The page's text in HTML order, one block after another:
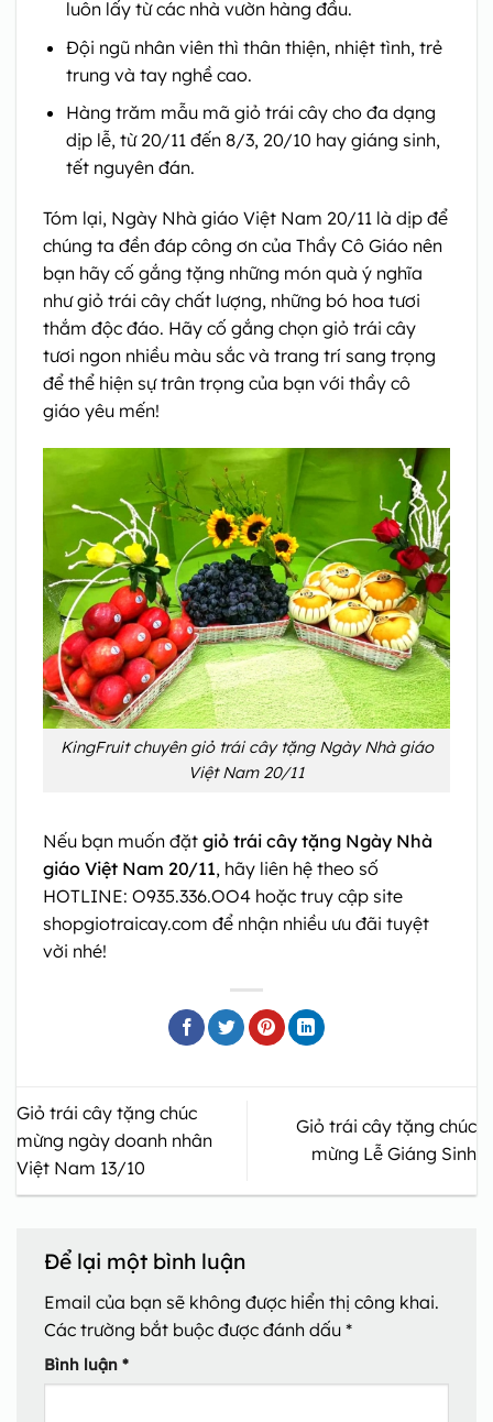
luôn lấy từ các nhà vườn hàng đầu.
Đội ngũ nhân viên thì thân thiện, nhiệt tình, trẻ
trung và tay nghề cao.
Hàng trăm mẫu mã giỏ trái cây cho đa dạng
dịp lễ, từ 20/11 đến 8/3, 20/10 hay giáng sinh,
tết nguyên đán.
Tóm lại, Ngày Nhà giáo Việt Nam 20/11 là dịp để
chúng ta đền đáp công ơn của Thầy Cô Giáo nên
bạn hãy cố gắng tặng những món quà ý nghĩa
như giỏ trái cây chất lượng, những bó hoa tươi
thắm độc đáo. Hãy cố gắng chọn giỏ trái cây
tươi ngon nhiều màu sắc và trang trí sang trọng
để thể hiện sự trân trọng của bạn với thầy cô
giáo yêu mến!
KingFruit chuyên giỏ trái cây tặng Ngày Nhà giáo
Việt Nam 20/11
Nếu bạn muốn đặt giỏ trái cây tặng Ngày Nhà
giáo Việt Nam 20/11, hãy liên hệ theo số
HOTLINE: O935.336.OO4 hoặc truy cập site
shopgiotraicay.com để nhận nhiều ưu đãi tuyệt
vời nhé!
Giỏ trái cây tặng chúc
mừng ngày doanh nhân
Việt Nam 13/10
Giỏ trái cây tặng chúc
mừng Lễ Giáng Sinh
Để lại một bình luận
Email của bạn sẽ không được hiển thị công khai.
Các trường bắt buộc được đánh dấu *
Bình luận *